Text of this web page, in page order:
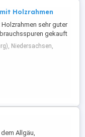
Holzrahmen
sehr guter
gekauft
Rücknahme
Niedersachsen,
Allgäu,